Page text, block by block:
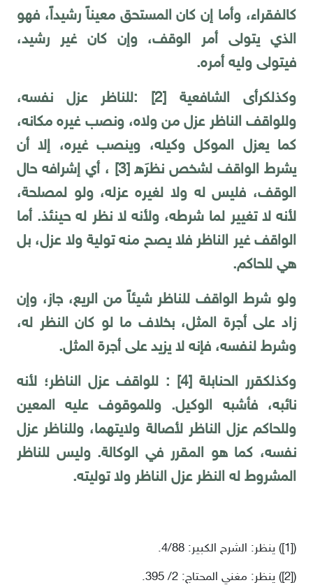
كالفقراء، وأما إن كان المستحق معيناً رشيداً، فهو
الذي يتولى أمر الوقف، وإن كان غير رشيد،
فيتولى وليه أمره.
وكذلكرأى الشافعية [2]
:للناظر عزل نفسه،
وللواقف الناظر عزل من ولاه، ونصب غيره مكانه،
كما يعزل الموكل وكيله، وينصب غيره، إلا أن
يشرط الواقف لشخص نظرَه [3]
، أي إشرافه حال
الوقف، فليس له ولا لغيره عزله، ولو لمصلحة،
لأنه لا تغيير لما شرطه، ولأنه لا نظر له حينئذ. أما
الواقف غير الناظر فلا يصح منه تولية ولا عزل، بل
هي للحاكم.
ولو شرط الواقف للناظر شيئاً من الريع، جاز، وإن
زاد على أجرة المثل، بخلاف ما لو كان النظر له،
وشرط لنفسه، فإنه لا يزيد على أجرة المثل.
وكذلكقرر الحنابلة [4]
: للواقف عزل الناظر؛ لأنه
نائبه، فأشبه الوكيل. وللموقوف عليه المعين
وللحاكم عزل الناظر لأصالة ولايتهما، وللناظر عزل
نفسه، كما هو المقرر في الوكالة. وليس للناظر
المشروط له النظر عزل الناظر ولا توليته.
([1]) ينظر: الشرح الكبير: 4/88.
([2]) ينظر: مغني المحتاج: 2/ 395.